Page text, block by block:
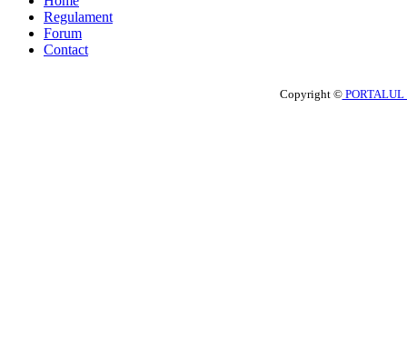
Regulament
Forum
Contact
Copyright ©PORTALUL